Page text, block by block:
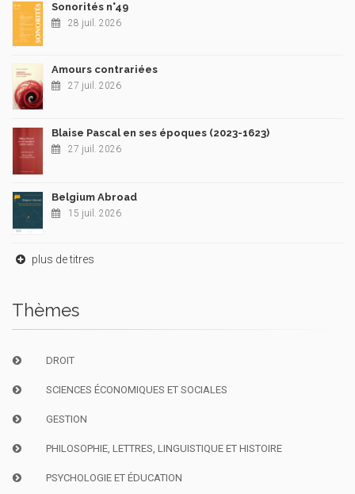
Sonorités n°49
28 juil. 2026
Amours contrariées
27 juil. 2026
Blaise Pascal en ses époques (2023-1623)
27 juil. 2026
Belgium Abroad
15 juil. 2026
plus de titres
Thèmes
DROIT
SCIENCES ÉCONOMIQUES ET SOCIALES
GESTION
PHILOSOPHIE, LETTRES, LINGUISTIQUE ET HISTOIRE
PSYCHOLOGIE ET ÉDUCATION